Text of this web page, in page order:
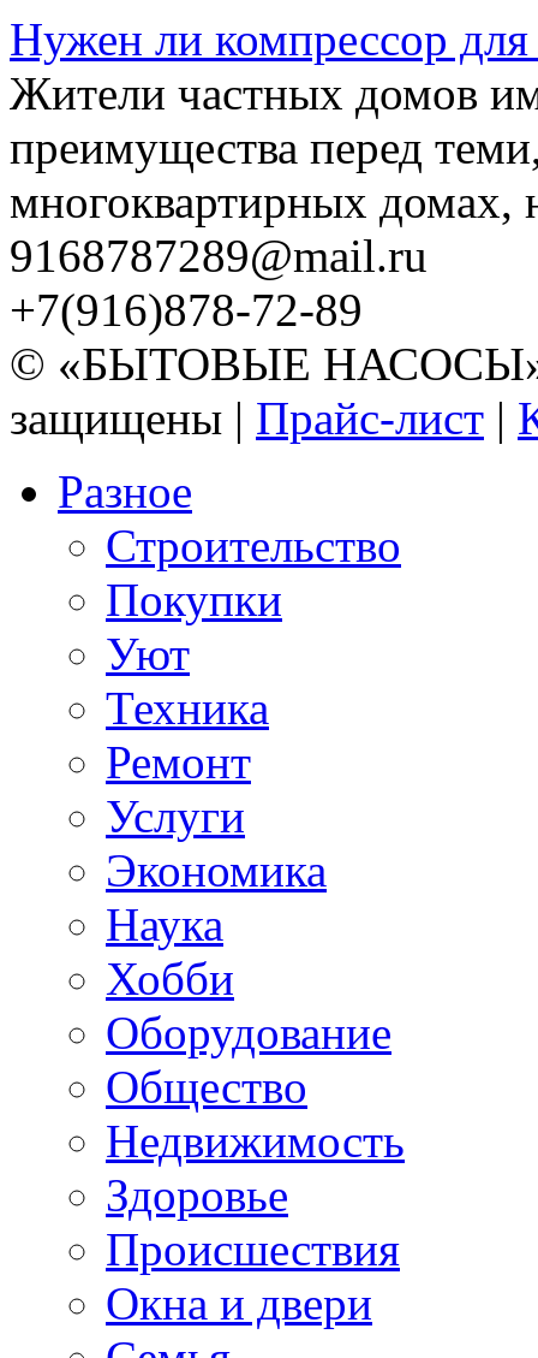
Нужен ли компрессор для
Жители частных домов
преимущества перед
многоквартирных домах,
9168787289@mail.ru
+7(916)878-72-89
© «БЫТОВЫЕ НАСОСЫ»
защищены | Прайс-лист |
Разное
Строительство
Покупки
Уют
Техника
Ремонт
Услуги
Экономика
Наука
Хобби
Оборудование
Общество
Недвижимость
Здоровье
Происшествия
Окна и двери